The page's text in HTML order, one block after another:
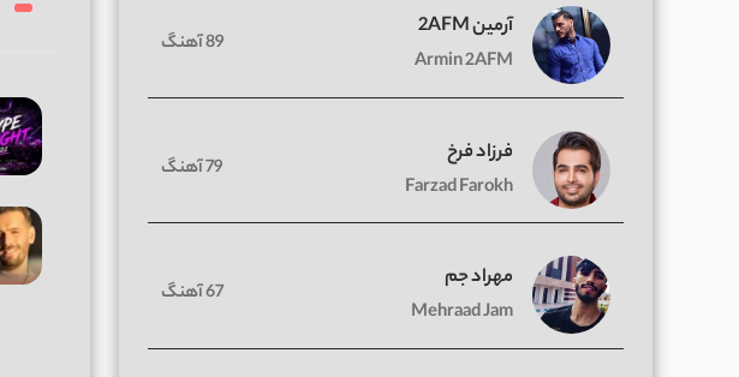
آرمین 2AFM
Armin 2AFM
89 آهنگ
فرزاد فرخ
Farzad Farokh
79 آهنگ
مهراد جم
Mehraad Jam
67 آهنگ